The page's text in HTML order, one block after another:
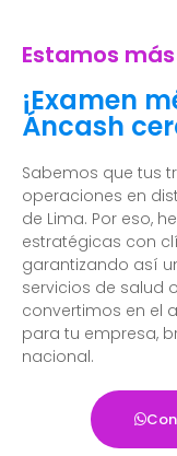
Estamos
¡Examen
Áncash
Sabemos que tus
operaciones en
de Lima. Por eso,
estratégicas con
garantizando así
servicios de salud
convertimos en el
para tu empresa,
nacional.